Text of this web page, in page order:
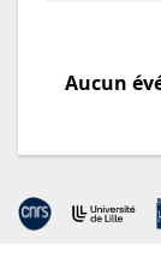
Aucun